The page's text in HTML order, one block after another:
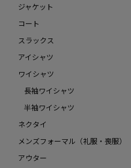
ジャケット
コート
スラックス
アイシャツ
ワイシャツ
長袖ワイシャツ
半袖ワイシャツ
ネクタイ
メンズフォーマル（礼服・喪服）
アウター